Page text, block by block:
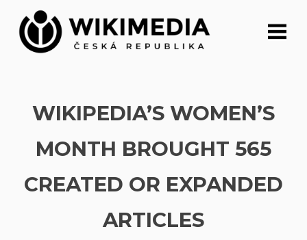
content
WIKIPEDIA’S WOMEN’S
MONTH BROUGHT 565
CREATED OR EXPANDED
ARTICLES